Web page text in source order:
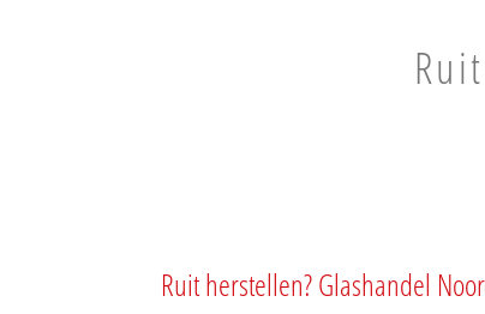
Ruit herstellen? Glashandel